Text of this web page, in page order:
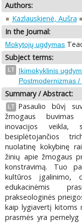
Authors:
Kazlauskienė, Aušra
In the Journal:
Mokytojų ugdymas
Subject terms:
LT Ikimokyklinis
Postmodernizmas
Summary / Abstract:
LT
Pasaulio būvį
žmogaus buvimas
inovacijos veikla,
besiplėtojančios
nuolatinę kokybinę
žinių apie žmogaus
konstravimą. Tuo
kultūros įgalinimo,
edukacinėmis
prakseologinės
kaip lygiavertį kitoms
prasmės yra